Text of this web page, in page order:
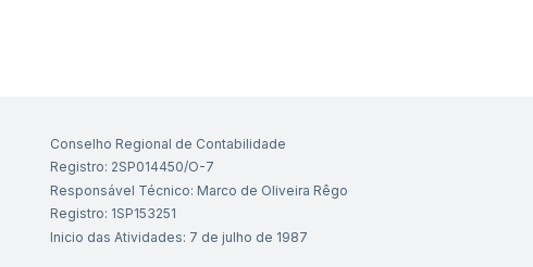
Conselho Regional de Contabilidade
Registro: 2SP014450/O-7
Responsável Técnico: Marco de Oliveira Rêgo
Registro: 1SP153251
Inicio das Atividades: 7 de julho de 1987